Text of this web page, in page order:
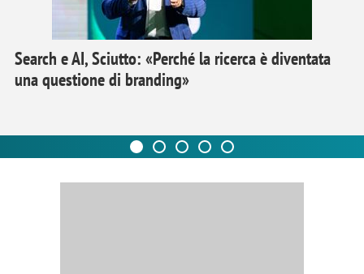
Search e AI, Sciutto: «Perché la ricerca è diventata
una questione di branding»